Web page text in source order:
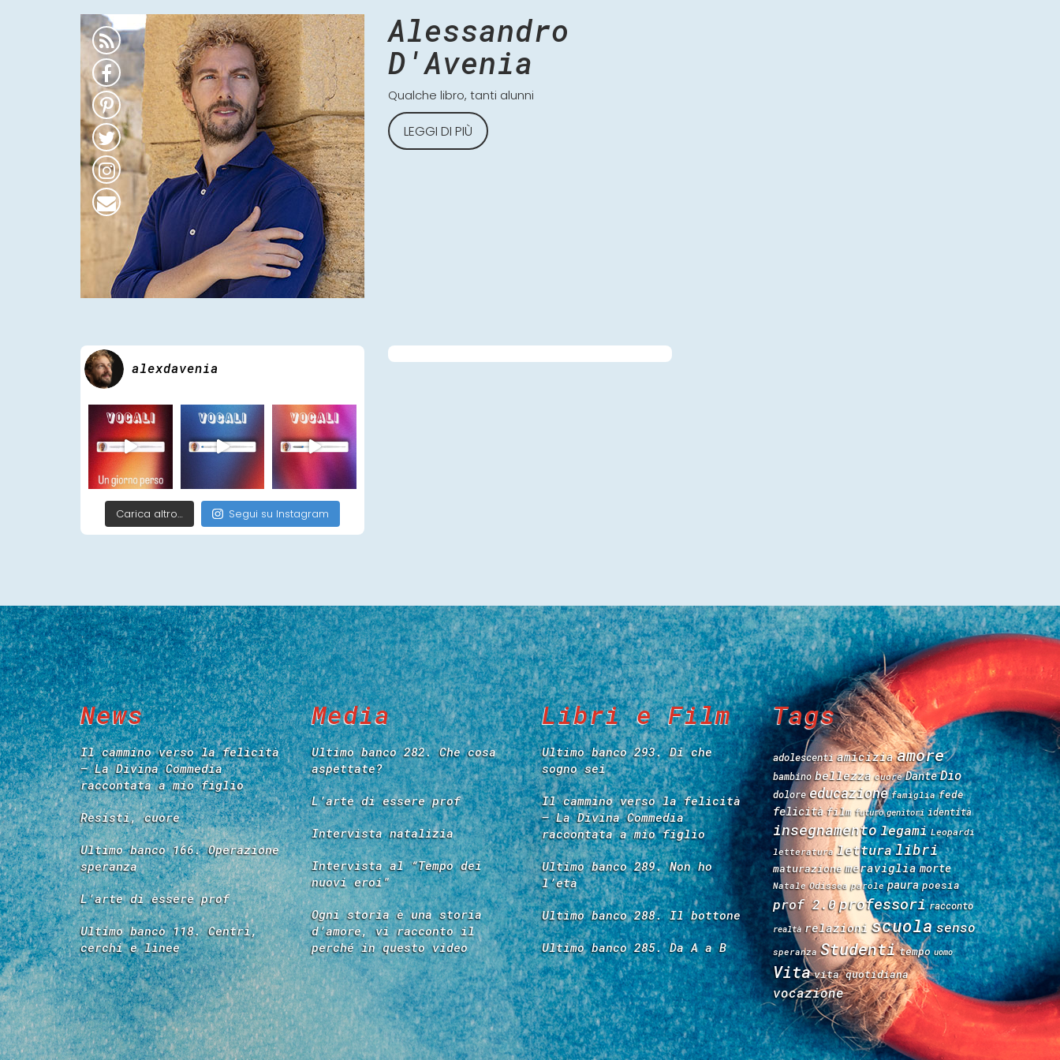
Alessandro
D'Avenia
Qualche libro, tanti alunni
LEGGI DI PIÙ
alexdavenia
Carica altro… Segui su Instagram
News
Il cammino verso la felicità
– La Divina Commedia
raccontata a mio figlio
Resisti, cuore
Ultimo banco 166. Operazione
speranza
L’arte di essere prof
Ultimo banco 118. Centri,
cerchi e linee
Media
Ultimo banco 282. Che cosa
aspettate?
L’arte di essere prof
Intervista natalizia
Intervista al “Tempo dei
nuovi eroi”
Ogni storia è una storia
d’amore, vi racconto il
perché in questo video
Libri e Film
Ultimo banco 293. Di che
sogno sei
Il cammino verso la felicità
– La Divina Commedia
raccontata a mio figlio
Ultimo banco 289. Non ho
l’età
Ultimo banco 288. Il bottone
Ultimo banco 285. Da A a B
Tags
adolescenti amicizia amore
bambino bellezza cuore Dante Dio
dolore educazione famiglia fede
felicità film futuro genitori identità
insegnamentolegami Leopardi
letteratura letturalibri
maturazione meraviglia morte
Natale Odissea parole paura poesia
prof 2.0professori racconto
realtà relazioni scuola senso
speranza Studenti tempo uomo
Vita vita quotidiana
vocazione